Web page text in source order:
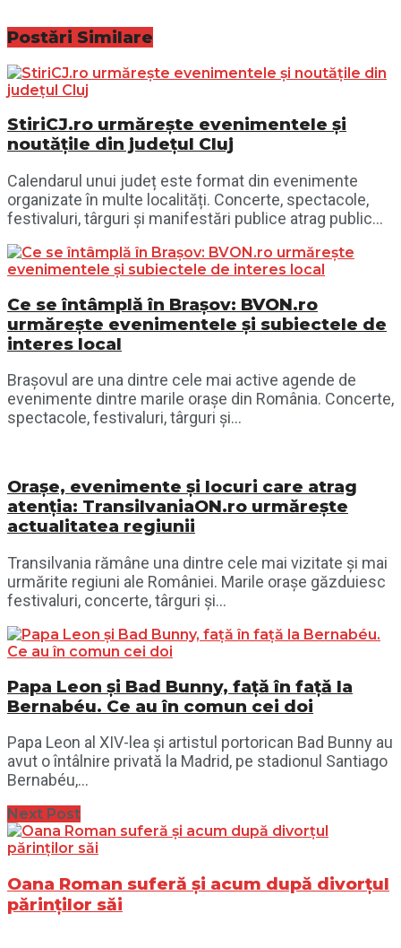
Postări Similare
StiriCJ.ro urmărește evenimentele și
noutățile din județul Cluj
Calendarul unui județ este format din evenimente
organizate în multe localități. Concerte, spectacole,
festivaluri, târguri și manifestări publice atrag public...
Ce se întâmplă în Brașov: BVON.ro
urmărește evenimentele și subiectele de
interes local
Brașovul are una dintre cele mai active agende de
evenimente dintre marile orașe din România. Concerte,
spectacole, festivaluri, târguri și...
Orașe, evenimente și locuri care atrag
atenția: TransilvaniaON.ro urmărește
actualitatea regiunii
Transilvania rămâne una dintre cele mai vizitate și mai
urmărite regiuni ale României. Marile orașe găzduiesc
festivaluri, concerte, târguri și...
Papa Leon și Bad Bunny, față în față la
Bernabéu. Ce au în comun cei doi
Papa Leon al XIV-lea și artistul portorican Bad Bunny au
avut o întâlnire privată la Madrid, pe stadionul Santiago
Bernabéu,...
Next Post
Oana Roman suferă și acum după divorțul
părinților săi